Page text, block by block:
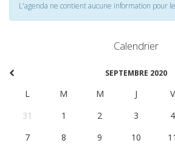
L'agenda ne contient aucune information pour
Calendrier
SEPTEMBRE 2020
L M M J V
31
1 2 3 4
7
8 9 10 11